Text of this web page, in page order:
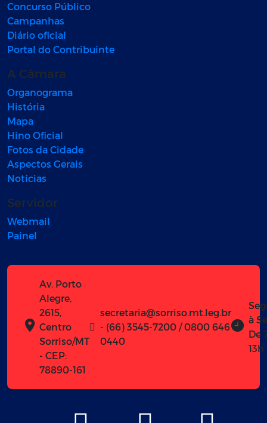
Concurso Público
Campanhas
Diário oficial
Portal do Contribuinte
A Câmara
Organograma
História
Mapa
Hino Oficial
Fotos da Cidade
Aspectos Gerais
Notícias
Servidor
Webmail
Painel
Av. Porto
Alegre,
2615,
Centro
Sorriso/MT
- CEP:
78890-161
secretaria@sorriso.mt.leg.br
- (66) 3545-7200 / 0800 646
0440
à
De
13h